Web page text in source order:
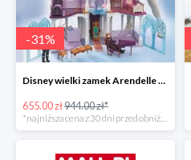
-31%
Disney wielki zamek Arendelle Frozen 2 -30%
655.00 zł944.00 zł*